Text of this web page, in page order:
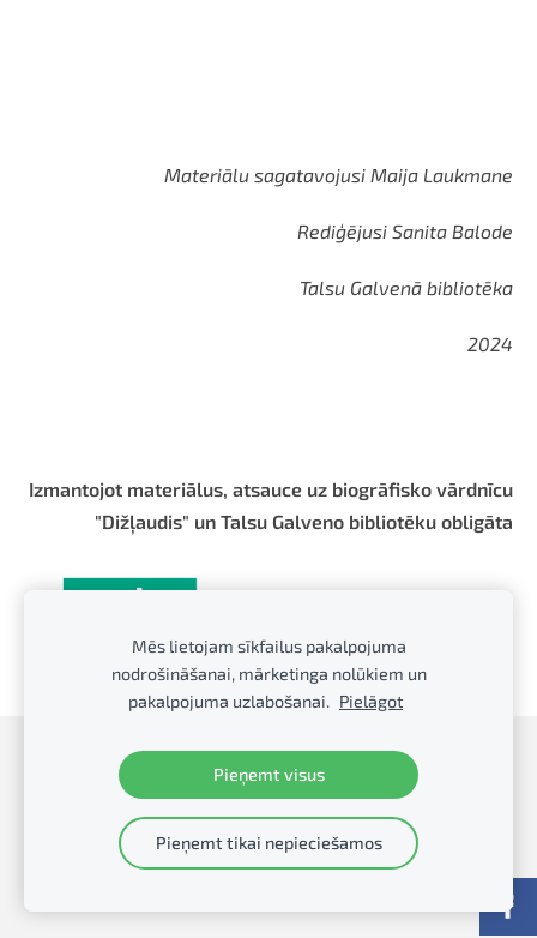
Materiālu sagatavojusi Maija Laukmane
Rediģējusi Sanita Balode
Talsu Galvenā bibliotēka
2024
Izmantojot materiālus, atsauce uz biogrāfisko vārdnīcu
"Dižļaudis" un Talsu Galveno bibliotēku obligāta
Talsu Galvenā bibliotēka
Mēs lietojam sīkfailus pakalpojuma
nodrošināšanai, mārketinga nolūkiem un
pakalpojuma uzlabošanai. Pielāgot
Pieņemt visus
Pieņemt tikai nepieciešamos